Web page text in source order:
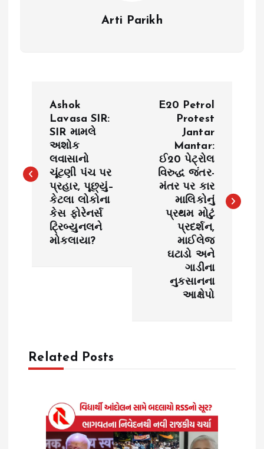
Arti Parikh
t
a
Ashok
Lavasa SIR:
SIR મામલે
અશોક
લવાસાનો
ચૂંટણી પંચ પર
પ્રહાર, પૂછ્યું–
કેટલા લોકોના
કેસ ફોરેનર્સ
ટ્રિબ્યુનલને
મોકલાયા?
E20 Petrol
Protest
Jantar
Mantar:
ઈ20 પેટ્રોલ
વિરુદ્ધ જંતર-
મંતર પર કાર
માલિકોનું
પ્રથમ મોટું
પ્રદર્શન,
માઈલેજ
ઘટાડો અને
ગાડીના
નુકસાનના
આક્ષેપો
Related Posts